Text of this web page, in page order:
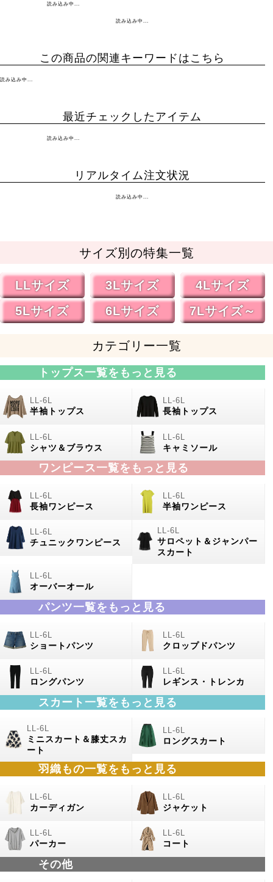
読み込み中...
読み込み中...
この商品の関連キーワードはこちら
読み込み中...
最近チェックしたアイテム
読み込み中...
リアルタイム注文状況
読み込み中...
サイズ別の特集一覧
LLサイズ 3Lサイズ
4Lサイズ
5Lサイズ
6Lサイズ 7Lサイズ～
カテゴリー一覧
トップス一覧をもっと見る
半袖トップス 長袖トップス
シャツ＆ブラウス キャミソール
ワンピース一覧をもっと見る
長袖ワンピース 半袖ワンピース
チュニックワンピース
サロペット＆ジャンパー
スカート
オーバーオール
パンツ一覧をもっと見る
ショートパンツ クロップドパンツ
ロングパンツ レギンス・トレンカ
スカート一覧をもっと見る
ミニスカート＆膝丈スカ
ート
ロングスカート
羽織もの一覧をもっと見る
カーディガン ジャケット
パーカー コート
その他